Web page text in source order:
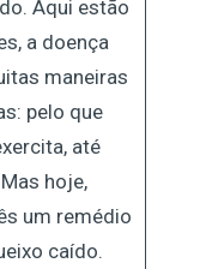
Aqui estão
a doença
maneiras
pelo que
até
hoje,
um remédio
caído.